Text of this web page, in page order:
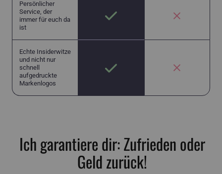
Persönlicher
Service, der
immer für euch da
ist
Echte Insiderwitze
und nicht nur
schnell
aufgedruckte
Markenlogos
Ich garantiere dir: Zufrieden oder
Geld zurück!